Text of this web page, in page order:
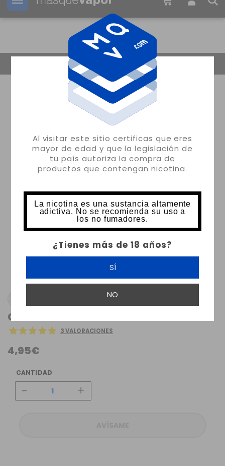
Al visitar este sitio certificas que eres
mayor de edad y que la legislación de
tu país autoriza la compra de
productos que contengan nicotina.
La nicotina es una sustancia altamente
adictiva. No se recomienda su uso a
los no fumadores.
¿Tienes más de 18 años?
SÍ
NO
Tu pedido puede ser enviado en 00m: 57s
3 VALORACIONES
4,95€
CANTIDAD
- +